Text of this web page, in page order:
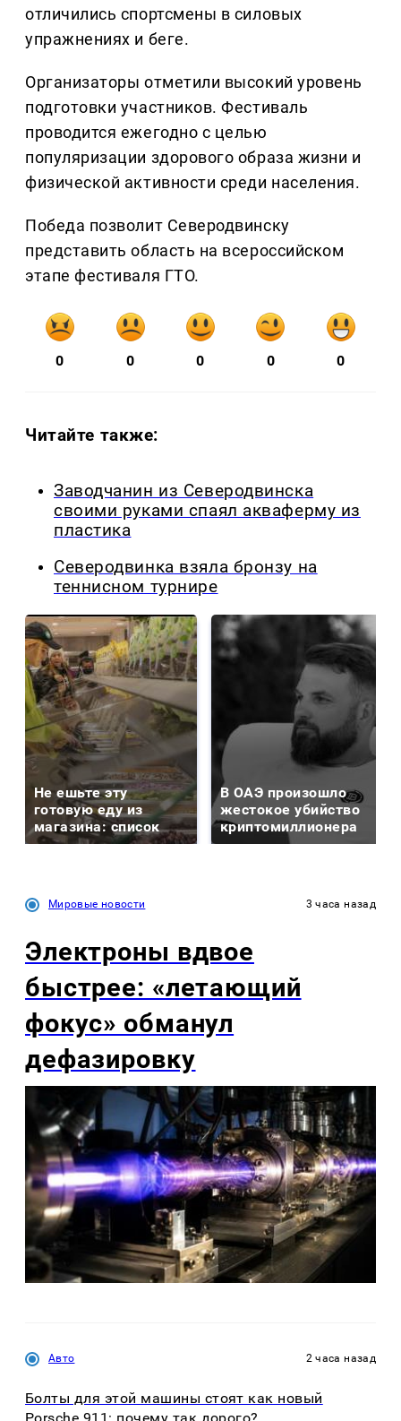
отличились спортсмены в силовых
упражнениях и беге.
Организаторы отметили высокий уровень
подготовки участников. Фестиваль
проводится ежегодно с целью
популяризации здорового образа жизни и
физической активности среди населения.
Победа позволит Северодвинску
представить область на всероссийском
этапе фестиваля ГТО.
0 0 0 0 0
Читайте также:
Заводчанин из Северодвинска
своими руками спаял акваферму из
пластика
Северодвинка взяла бронзу на
теннисном турнире
Не ешьте эту
готовую еду из
магазина: список
В ОАЭ произошло
жестокое убийство
криптомиллионера
Мировые новости 3 часа назад
Электроны вдвое
быстрее: «летающий
фокус» обманул
дефазировку
Авто 2 часа назад
Болты для этой машины стоят как новый